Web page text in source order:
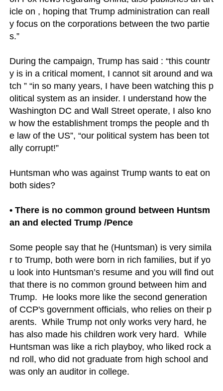
icle on , hoping that Trump administration can reall
y focus on the corporations between the two partie
s.”
During the campaign, Trump has said : “this countr
y is in a critical moment, I cannot sit around and wa
tch ” “in so many years, I have been watching this p
olitical system as an insider. I understand how the
Washington DC and Wall Street operate, I also kno
w how the establishment tromps the people and th
e law of the US”, “our political system has been tot
ally corrupt!”
Huntsman who was against Trump wants to eat on
both sides?
• There is no common ground between Huntsm
an and elected Trump /Pence
Some people say that he (Huntsman) is very simila
r to Trump, both were born in rich families, but if yo
u look into Huntsman’s resume and you will find out
that there is no common ground between him and
Trump.  He looks more like the second generation
of CCP's government officials, who relies on their p
arents.  While Trump not only works very hard, he
has also made his children work very hard.  While
Huntsman was like a rich playboy, who liked rock a
nd roll, who did not graduate from high school and
was only an auditor in college.